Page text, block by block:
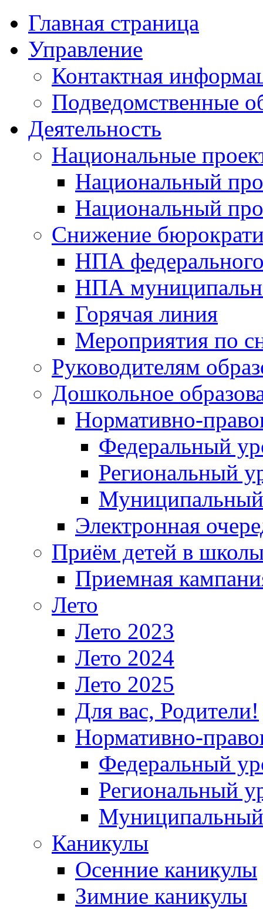
Главная страница
Управление
Контактная
Подведомственные
Деятельность
Национальные
Национальный
Национальный
Снижение
НПА
НПА
Горячая линия
Мероприятия по
Руководителям
Дошкольное
Нормативно-
Федеральный
Региональный
Электронная
Приём детей в
Приемная
Лето
Лето 2023
Лето 2024
Лето 2025
Для вас, Родители!
Нормативно-
Федеральный
Региональный
Каникулы
Осенние каникулы
Зимние каникулы